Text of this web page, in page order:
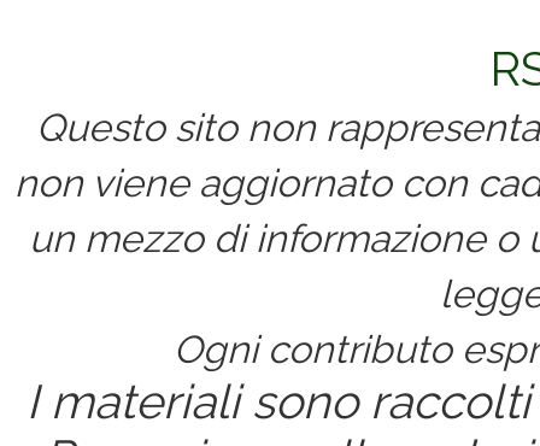
Questo sito non
non viene aggiornato con
un mezzo di informazione
Ogni contributo
I materiali sono